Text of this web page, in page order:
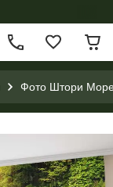
Фото Штори